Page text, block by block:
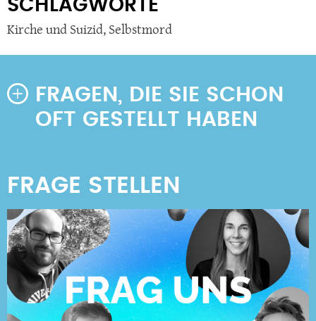
SCHLAGWORTE
Kirche und Suizid,Selbstmord
FRAGEN, DIE SIE SCHON
OFT GESTELLT HABEN